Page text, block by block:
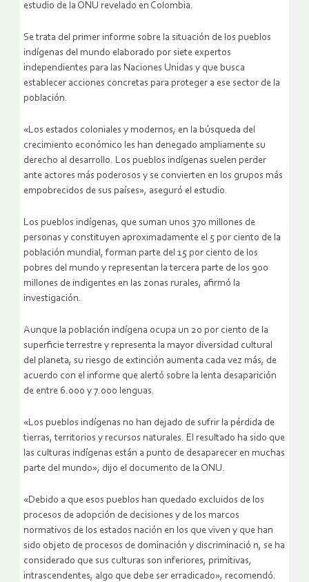
estudio de la ONU revelado en Colombia.
Se trata del primer informe sobre la situación de los pueblos
indígenas del mundo elaborado por siete expertos
independientes para las Naciones Unidas y que busca
establecer acciones concretas para proteger a ese sector de la
población.
«Los estados coloniales y modernos, en la búsqueda del
crecimiento económico les han denegado ampliamente su
derecho al desarrollo. Los pueblos indígenas suelen perder
ante actores más poderosos y se convierten en los grupos más
empobrecidos de sus países», aseguró el estudio.
Los pueblos indígenas, que suman unos 370 millones de
personas y constituyen aproximadamente el 5 por ciento de la
población mundial, forman parte del 15 por ciento de los
pobres del mundo y representan la tercera parte de los 900
millones de indigentes en las zonas rurales, afirmó la
investigación.
Aunque la población indígena ocupa un 20 por ciento de la
superficie terrestre y representa la mayor diversidad cultural
del planeta, su riesgo de extinción aumenta cada vez más, de
acuerdo con el informe que alertó sobre la lenta desaparición
de entre 6.000 y 7.000 lenguas.
«Los pueblos indígenas no han dejado de sufrir la pérdida de
tierras, territorios y recursos naturales. El resultado ha sido que
las culturas indígenas están a punto de desaparecer en muchas
parte del mundo», dijo el documento de la ONU.
«Debido a que esos pueblos han quedado excluidos de los
procesos de adopción de decisiones y de los marcos
normativos de los estados nación en los que viven y que han
sido objeto de procesos de dominación y discriminació n, se ha
considerado que sus culturas son inferiores, primitivas,
intrascendentes, algo que debe ser erradicado», recomendó.